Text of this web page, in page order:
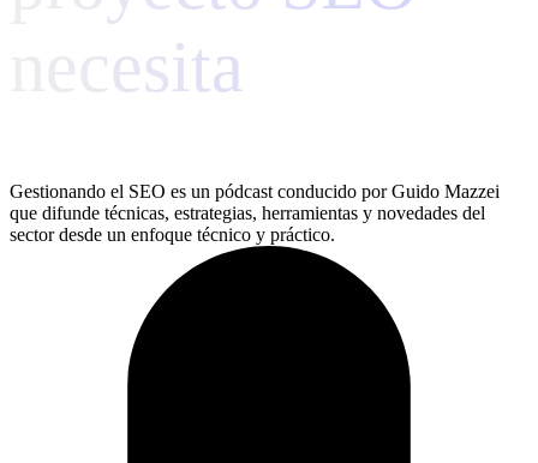
necesita
Gestionando el SEO es un pódcast conducido por Guido Mazzei
que difunde técnicas, estrategias, herramientas y novedades del
sector desde un enfoque técnico y práctico.